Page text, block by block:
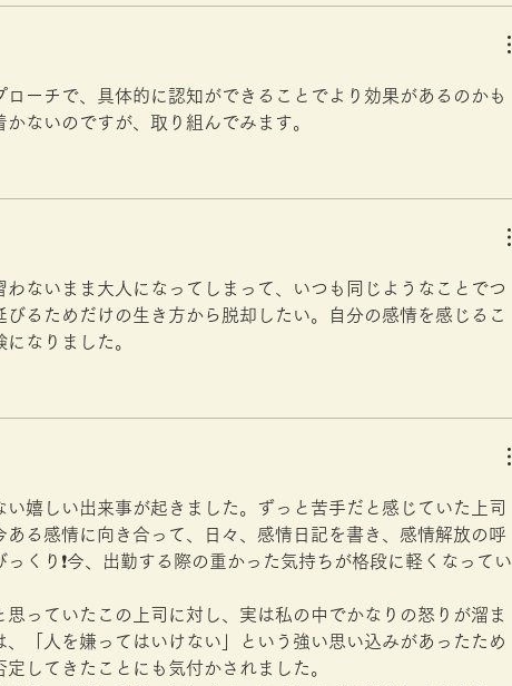
ーチで、具体的に認知ができることでより効果があるのかも
ないのですが、取り組んでみます。
ないまま大人になってしまって、いつも同じようなことでつ
るためだけの生き方から脱却したい。自分の感情を感じるこ
なりました。
嬉しい出来事が起きました。ずっと苦手だと感じていた上司
る感情に向き合って、日々、感情日記を書き、感情解放の呼
くり❗️今、出勤する際の重かった気持ちが格段に軽くなってい
っていたこの上司に対し、実は私の中でかなりの怒りが溜ま
「人を嫌ってはいけない」という強い思い込みがあったため
してきたことにも気付かされました。